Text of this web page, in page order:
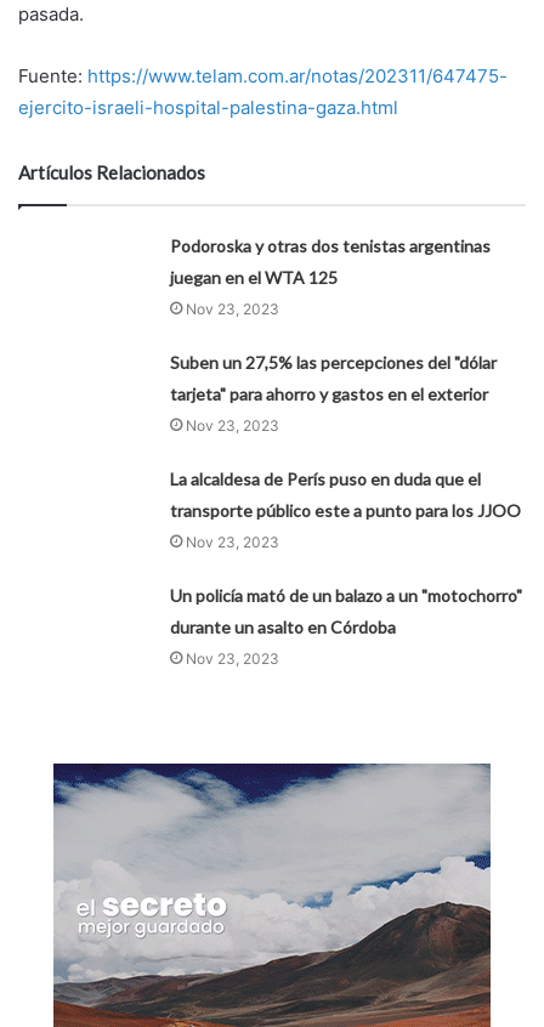
pasada.
Fuente: https://www.telam.com.ar/notas/202311/647475-
ejercito-israeli-hospital-palestina-gaza.html
Artículos Relacionados
Podoroska y otras dos tenistas argentinas
juegan en el WTA 125
Nov 23, 2023
Suben un 27,5% las percepciones del "dólar
tarjeta" para ahorro y gastos en el exterior
Nov 23, 2023
La alcaldesa de Perís puso en duda que el
transporte público este a punto para los JJOO
Nov 23, 2023
Un policía mató de un balazo a un "motochorro"
durante un asalto en Córdoba
Nov 23, 2023